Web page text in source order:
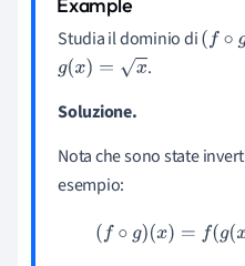
Studia il dominio di(f∘ g)(
g(x)= x
.
Soluzione.
Nota che sono state
esempio:
( f∘g )(x)=f